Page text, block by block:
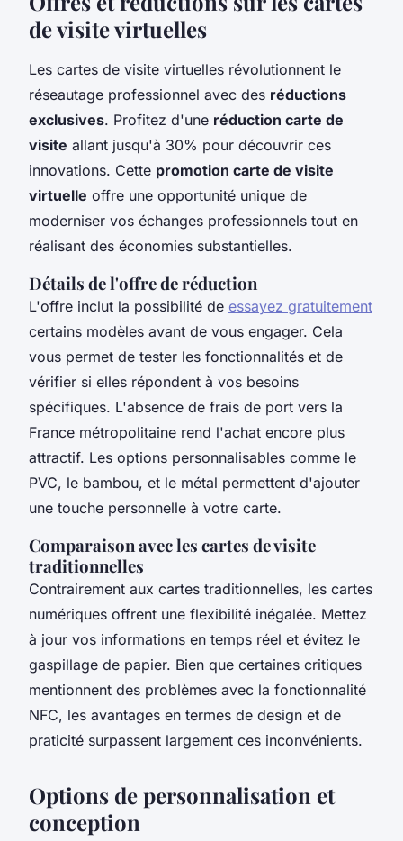
de visite virtuelles
Les cartes de visite virtuelles révolutionnent le
réseautage professionnel avec des réductions
exclusives. Profitez d'une réduction carte de
visite allant jusqu'à 30% pour découvrir ces
innovations. Cette promotion carte de visite
virtuelle offre une opportunité unique de
moderniser vos échanges professionnels tout en
réalisant des économies substantielles.
Détails de l'offre de réduction
L'offre inclut la possibilité de essayez gratuitement
certains modèles avant de vous engager. Cela
vous permet de tester les fonctionnalités et de
vérifier si elles répondent à vos besoins
spécifiques. L'absence de frais de port vers la
France métropolitaine rend l'achat encore plus
attractif. Les options personnalisables comme le
PVC, le bambou, et le métal permettent d'ajouter
une touche personnelle à votre carte.
Comparaison avec les cartes de visite
traditionnelles
Contrairement aux cartes traditionnelles, les cartes
numériques offrent une flexibilité inégalée. Mettez
à jour vos informations en temps réel et évitez le
gaspillage de papier. Bien que certaines critiques
mentionnent des problèmes avec la fonctionnalité
NFC, les avantages en termes de design et de
praticité surpassent largement ces inconvénients.
Options de personnalisation et
conception